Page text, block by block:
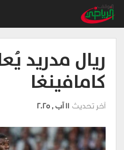
ريال مدريد
كامافينغا
آخر تحديث11 آب , 2025